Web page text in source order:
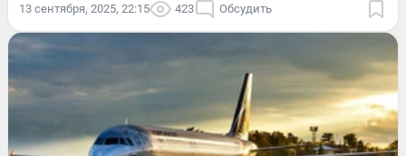
13 сентября, 2025, 22:15 423 Обсудить